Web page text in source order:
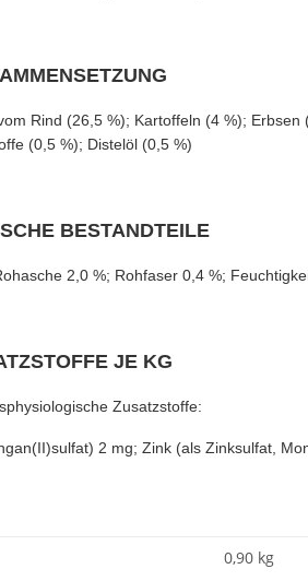
Rind (26,5 %); Kartoffeln (4 %);
(0,5 %); Distelöl (0,5 %)
BESTANDTEILE
2,0 %; Rohfaser 0,4 %;
JE KG
Zusatzstoffe:
2 mg; Zink (als Zinksulfat,
0,90 kg